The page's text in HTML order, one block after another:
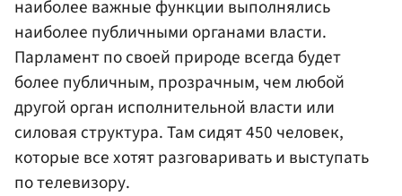
наиболее важные функции выполнялись
наиболее публичными органами власти.
Парламент по своей природе всегда будет
более публичным, прозрачным, чем любой
другой орган исполнительной власти или
силовая структура. Там сидят 450 человек,
которые все хотят разговаривать и выступать
по телевизору.